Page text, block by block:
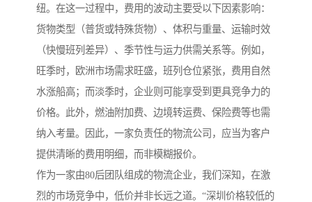
纽。在这一过程中，费用的波动主要受以下因素影响：
货物类型（普货或特殊货物）、体积与重量、运输时效
（快慢班列差异）、季节性与运力供需关系等。例如，
旺季时，欧洲市场需求旺盛，班列仓位紧张，费用自然
水涨船高；而淡季时，企业则可能享受到更具竞争力的
价格。此外，燃油附加费、边境转运费、保险费等也需
纳入考量。因此，一家负责任的物流公司，应当为客户
提供清晰的费用明细，而非模糊报价。
作为一家由80后团队组成的物流企业，我们深知，在激
烈的市场竞争中，低价并非长远之道。“深圳价格较低的